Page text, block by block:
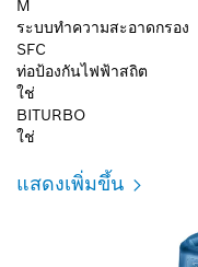
M
ระบบทำความสะอาดกรอง
SFC
ท่อป้องกันไฟฟ้าสถิต
ใช่
BITURBO
ใช่
แสดงเพิ่มขึ้น